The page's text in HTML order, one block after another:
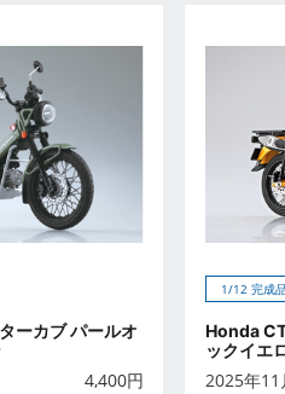
ーカブ パールオ
4,400円
1/12 完成
Honda
ックイエ
2025年11